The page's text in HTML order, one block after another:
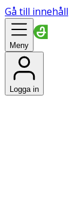
Gå till innehåll
Meny
Logga in